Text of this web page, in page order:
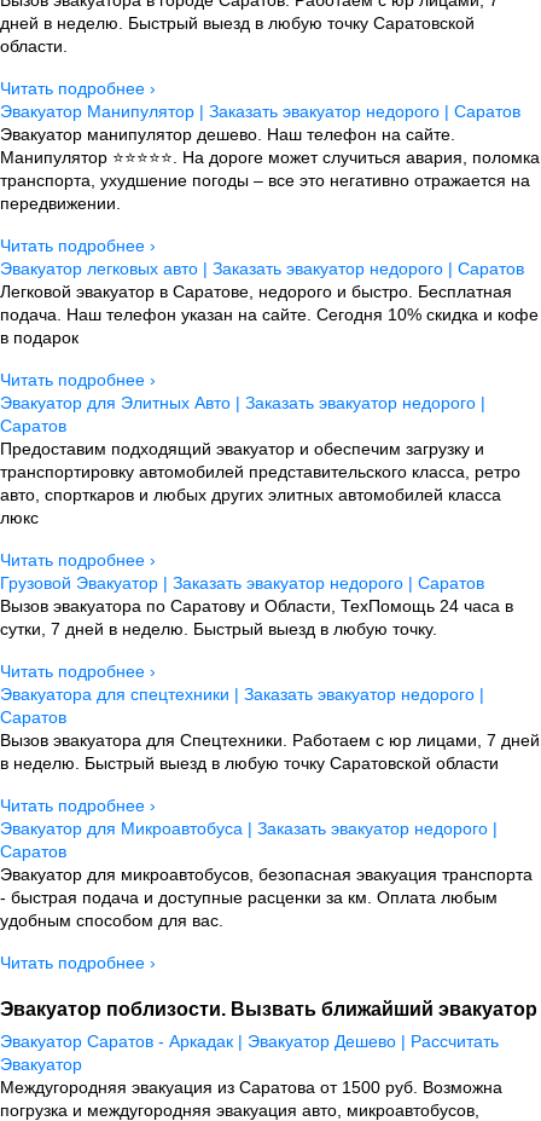
дней в неделю. Быстрый выезд в любую точку Саратовской
области.
Читать подробнее ›
Эвакуатор Манипулятор | Заказать эвакуатор недорого | Саратов
Эвакуатор манипулятор дешево. Наш телефон на сайте.
Манипулятор ⭐⭐⭐⭐⭐. На дороге может случиться авария, поломка
транспорта, ухудшение погоды – все это негативно отражается на
передвижении.
Читать подробнее ›
Эвакуатор легковых авто | Заказать эвакуатор недорого | Саратов
Легковой эвакуатор в Саратове, недорого и быстро. Бесплатная
подача. Наш телефон указан на сайте. Сегодня 10% скидка и кофе
в подарок
Читать подробнее ›
Эвакуатор для Элитных Авто | Заказать эвакуатор недорого |
Саратов
Предоставим подходящий эвакуатор и обеспечим загрузку и
транспортировку автомобилей представительского класса, ретро
авто, спорткаров и любых других элитных автомобилей класса
люкс
Читать подробнее ›
Грузовой Эвакуатор | Заказать эвакуатор недорого | Саратов
Вызов эвакуатора по Саратову и Области, ТехПомощь 24 часа в
сутки, 7 дней в неделю. Быстрый выезд в любую точку.
Читать подробнее ›
Эвакуатора для спецтехники | Заказать эвакуатор недорого |
Саратов
Вызов эвакуатора для Спецтехники. Работаем с юр лицами, 7 дней
в неделю. Быстрый выезд в любую точку Саратовской области
Читать подробнее ›
Эвакуатор для Микроавтобуса | Заказать эвакуатор недорого |
Саратов
Эвакуатор для микроавтобусов, безопасная эвакуация транспорта
- быстрая подача и доступные расценки за км. Оплата любым
удобным способом для вас.
Читать подробнее ›
Эвакуатор поблизости. Вызвать ближайший эвакуатор
Эвакуатор Саратов - Аркадак | Эвакуатор Дешево | Рассчитать
Эвакуатор
Междугородняя эвакуация из Саратова от 1500 руб. Возможна
погрузка и междугородняя эвакуация авто, микроавтобусов,